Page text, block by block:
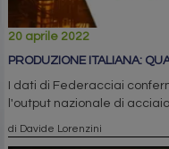
20 aprile 2022
PRODUZIONE ITALIANA:
I dati di Federacciai
l'output nazionale di acciaio
di Davide Lorenzini